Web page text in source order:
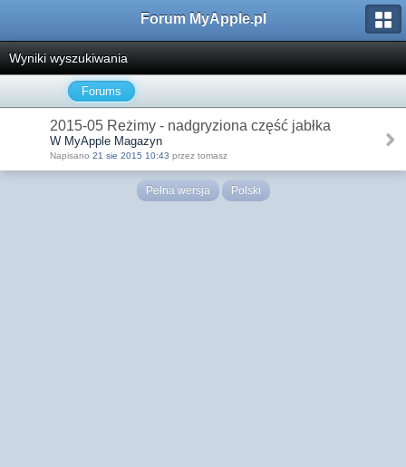
Forum MyApple.pl
Wyniki wyszukiwania
Forums
2015-05 Reżimy - nadgryziona część jabłka
W MyApple Magazyn
Napisano 21 sie 2015 10:43 przez tomasz
Pełna wersja Polski